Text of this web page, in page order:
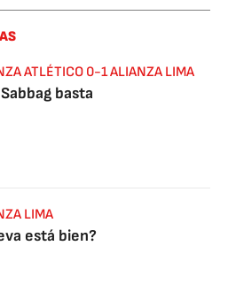
ATLÉTICO 0-1 ALIANZA LIMA
basta
LIMA
está bien?